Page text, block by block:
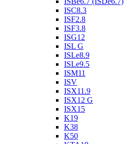
ISC8.3
ISF2.8
ISF3.8
ISG12
ISL G
ISLe8.9
ISLe9.5
ISM11
ISV
ISX11.9
ISX12 G
ISX15
K19
K38
K50